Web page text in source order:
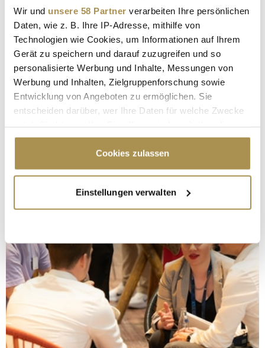
Wir und unsere 58 Partner verarbeiten Ihre persönlichen
Daten, wie z. B. Ihre IP-Adresse, mithilfe von
Technologien wie Cookies, um Informationen auf Ihrem
Gerät zu speichern und darauf zuzugreifen und so
personalisierte Werbung und Inhalte, Messungen von
Werbung und Inhalten, Zielgruppenforschung sowie
Entwicklung von Angeboten zu ermöglichen. Sie
entscheiden darüber, wer Ihre Daten für welche Zwecke
Cookie-Erklärung oder durch Klicken auf das Privacy
Trigger Symbol ändern oder widerrufen
Informationen über Ihre geografische Lage
erfassen, welche bis auf einige Meter genau sein
bestimmten Merkmalen (Fingerprinting) identifizieren
Erfahren Sie mehr darüber, wie Ihre persönlichen Daten
verarbeitet werden, und legen Sie Ihre Präferenzen im
Abschnitt Einzelheitenfest.
Wir verwenden Cookies, um Inhalte und Anzeigen zu
personalisieren, Funktionen für soziale Medien anbieten
Cookies zulassen
Einstellungen verwalten